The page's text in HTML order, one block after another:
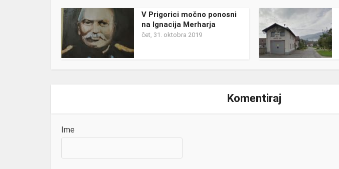
V Prigorici močno ponosni
na Ignacija Merharja
čet, 31. oktobra 2019
Komentiraj
Ime